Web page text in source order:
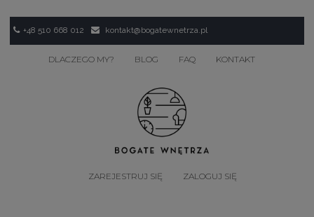
+48 510 668 012 kontakt@bogatewnetrza.pl
DLACZEGO MY? BLOG FAQ KONTAKT
ZAREJESTRUJ SIĘ ZALOGUJ SIĘ